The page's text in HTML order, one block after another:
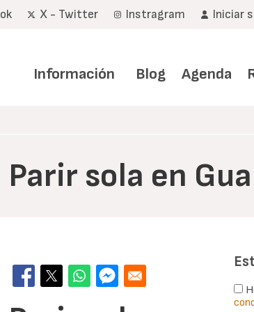
X - Twitter Instragram Iniciar
Información Blog Agenda
sola en